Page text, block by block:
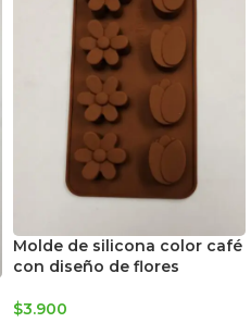
Molde de silicona color café
con diseño de flores
$3.900